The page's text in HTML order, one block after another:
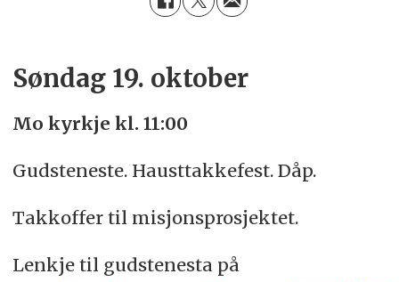
Søndag 19. oktober
Mo kyrkje kl. 11:00
Gudsteneste. Hausttakkefest. Dåp.
Takkoffer til misjonsprosjektet.
Lenkje til gudstenesta på